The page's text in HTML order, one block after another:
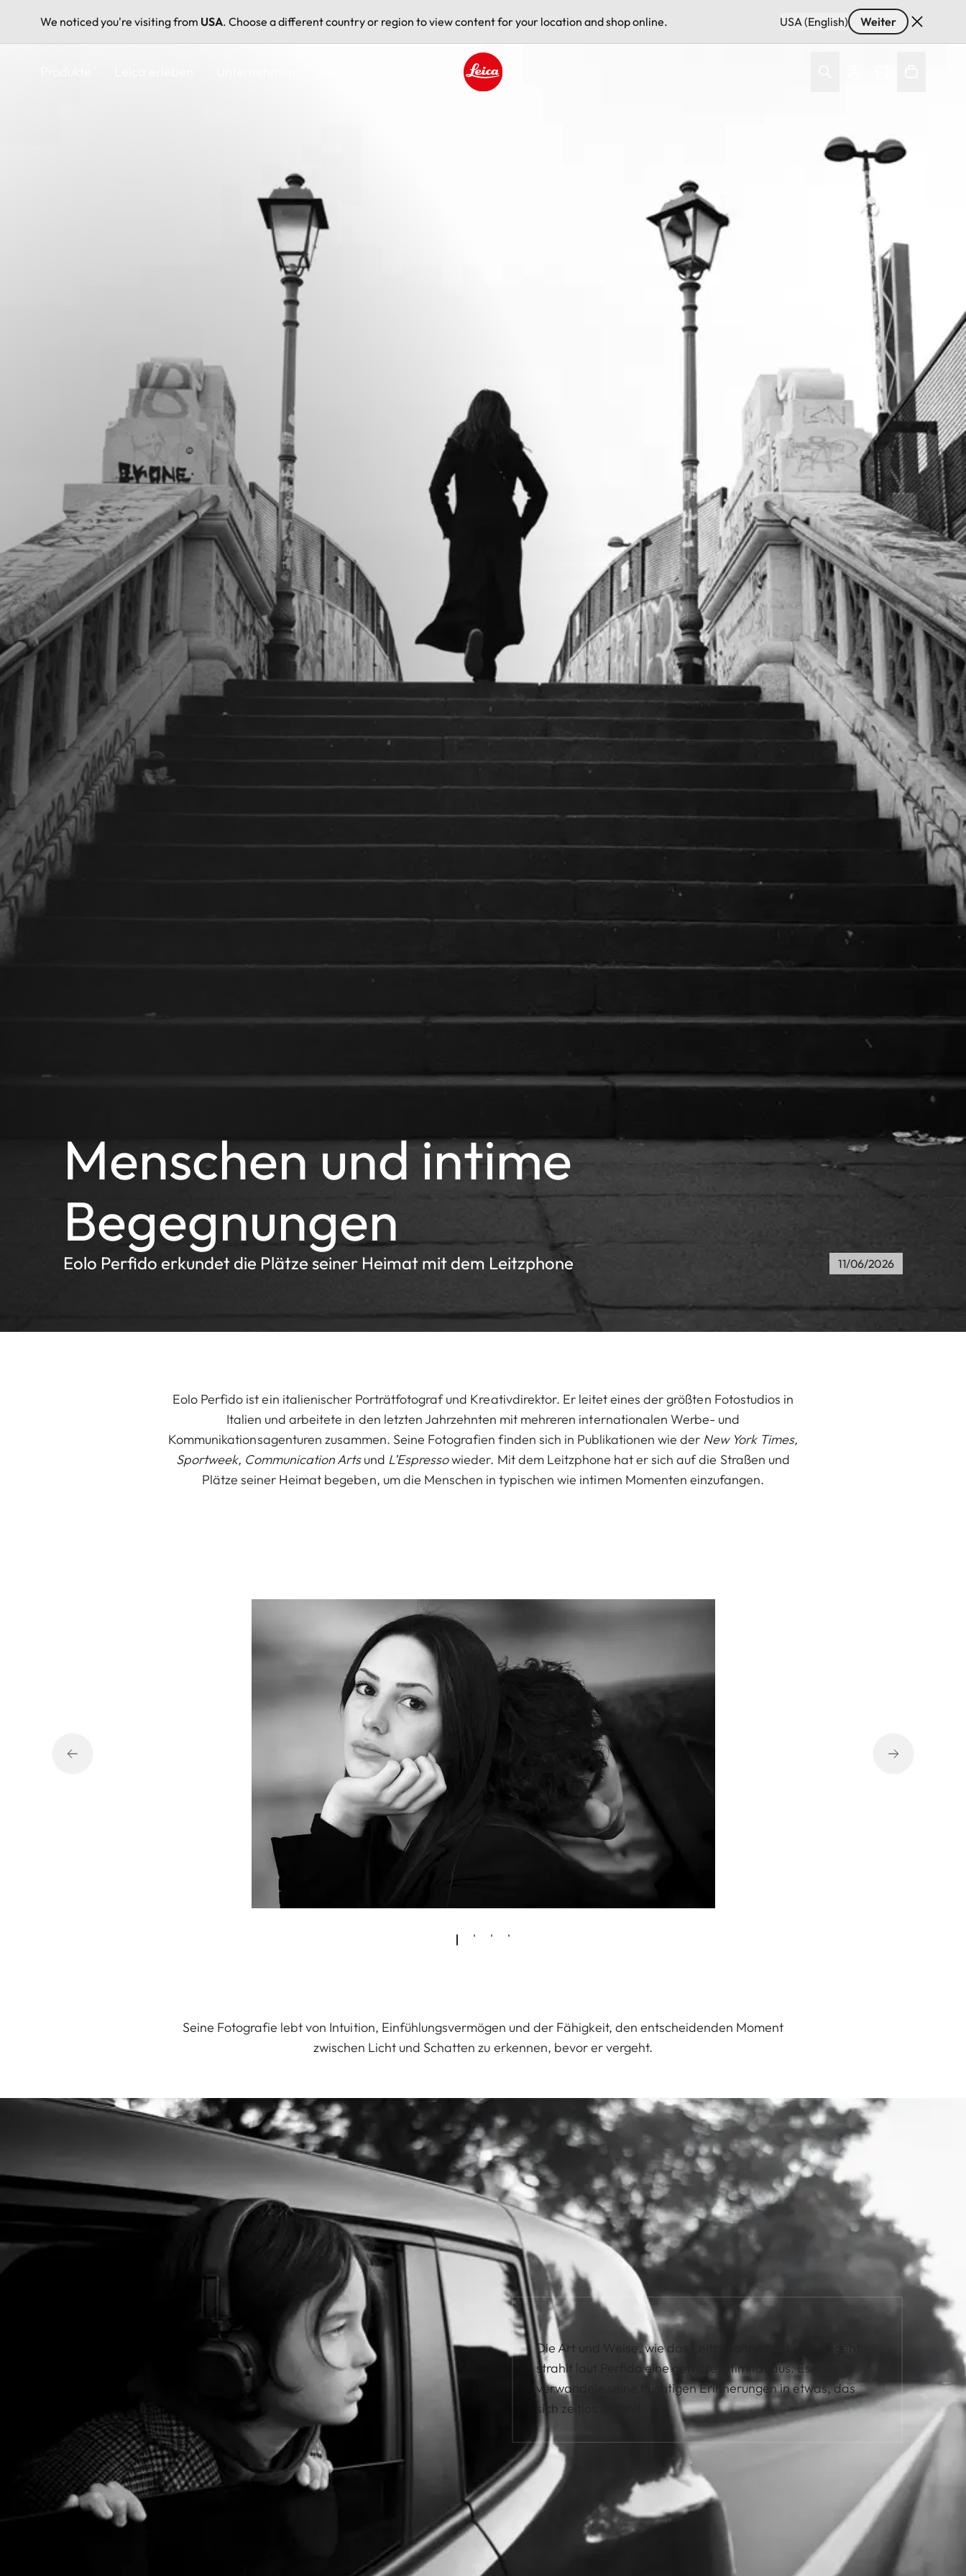
We noticed you're visiting from USA. Choose a different country or region to view content for your location and shop online. USA (English) Weiter
Menschen und intime
Begegnungen
Eolo Perfido erkundet die Plätze seiner Heimat mit dem Leitzphone 11/06/2026
Eolo Perfido ist ein italienischer Porträtfotograf und Kreativdirektor. Er leitet eines der größten Fotostudios in
Italien und arbeitete in den letzten Jahrzehnten mit mehreren internationalen Werbe- und
Kommunikationsagenturen zusammen. Seine Fotografien finden sich in Publikationen wie der New York Times,
Sportweek, Communication Artsund L’Espressowieder. Mit dem Leitzphone hat er sich auf die Straßen und
Plätze seiner Heimat begeben, um die Menschen in typischen wie intimen Momenten einzufangen.
Seine Fotografie lebt von Intuition, Einfühlungsvermögen und der Fähigkeit, den entscheidenden Moment
zwischen Licht und Schatten zu erkennen, bevor er vergeht.
Die Art und Weise, wie das Leitzphohne mit Licht umgeht,
strahlt laut Perfido eine gewisse Intimität aus. Es
verwandele seine flüchtigen Erinnerungen in etwas, das
sich zeitlos anfühlt.